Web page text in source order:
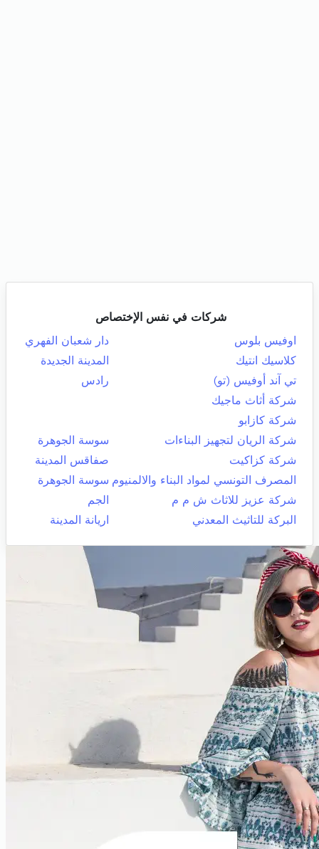
شركات في نفس الإختصاص
اوفيس بلوس
دار شعبان الفهري
كلاسيك انتيك
المدينة الجديدة
تي آند أوفيس (تو)
رادس
شركة أثاث ماجيك
شركة كازابو
شركة الريان لتجهيز البناءات
سوسة الجوهرة
شركة كزاكيت
صفاقس المدينة
المصرف التونسي لمواد البناء والالمنيوم سوسة الجوهرة
شركة عزيز للاثاث ش م م
الجم
البركة للتاثيث المعدني
اريانة المدينة